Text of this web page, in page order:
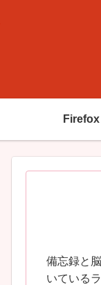
Firefox
備忘録と
いている